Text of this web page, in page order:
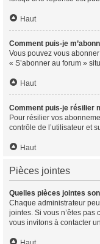
Haut
Comment puis-je
Vous pouvez vous
« S’abonner au forum »
Haut
Comment puis-je résilier
Pour résilier vos
contrôle de l’utilisateur et
Haut
Pièces jointes
Quelles pièces jointes
Chaque administrateur
jointes. Si vous n’êtes pas
vous invitons à contacter